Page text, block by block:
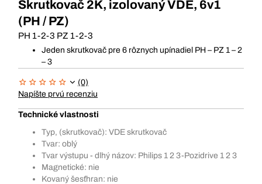
Skrutkovač 2K, izolovaný VDE, 6v1
(PH / PZ)
PH 1-2-3 PZ 1-2-3
Jeden skrutkovač pre 6 rôznych upínadiel PH – PZ 1 – 2
– 3
(0)
Napíšte prvú recenziu
Technické vlastnosti
Typ, (skrutkovač): VDE skrutkovač
Tvar: oblý
Tvar výstupu - dlhý názov: Philips 1 2 3-Pozidrive 1 2 3
Magnetické: nie
Kovaný šesťhran: nie